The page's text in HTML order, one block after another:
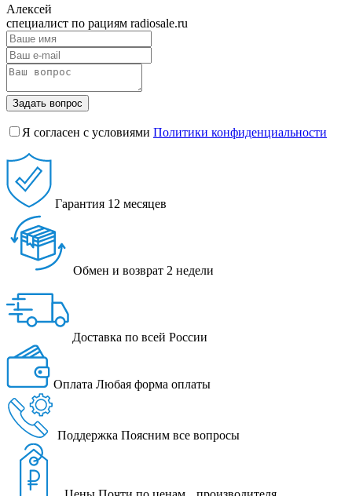
Алексей
специалист по рациям radiosale.ru
Задать вопрос
Я согласен с условиями Политики конфиденциальности
Гарантия 12 месяцев
Обмен и возврат 2 недели
Доставка по всей России
Оплата Любая форма оплаты
Поддержка Поясним все вопросы